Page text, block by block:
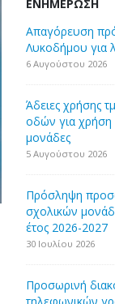
ΕΝΗΜΈΡΩΣΗ
Απαγόρευση
Λυκοδήμου για
6 Αυγούστου 2026
Άδειες χρήσης
οδών για χρήση
μονάδες
5 Αυγούστου 2026
Πρόσληψη
σχολικών
έτος 2026-2027
30 Ιουλίου 2026
Προσωρινή